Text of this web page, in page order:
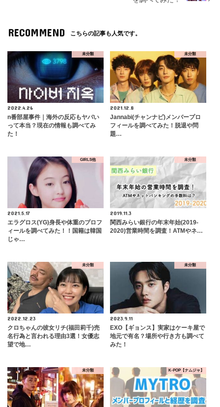
RECOMMEND こちらの記事も人気です。
未分類
2022.4.26
n番部屋事件｜海外の反応もヤバい
って本当？現在の情報も調べてみ
た！
未分類
2021.12.8
Jannabi(チャンナビ)メンバープロ
フィールを調べてみた！脱退や問
題…
GIRLS他
2021.5.17
エラグロス(YG)身長や体重のプロフ
ィールを調べてみた！！国籍は韓国
じゃ…
未分類
2019.11.3
関西みらい銀行の年末年始(2019-
2020)営業時間を調査！ATMやネ…
未分類
2022.12.23
クロちゃんの彼女リチ(福田莉千)売
名行為と言われる理由3選！女優志
望で地…
未分類
2023.9.11
EXO【ギョンス】実家はケーキ屋で
地元で有名？場所や行き方も調べて
みた！
未分類 K-POP【ナムジャ】